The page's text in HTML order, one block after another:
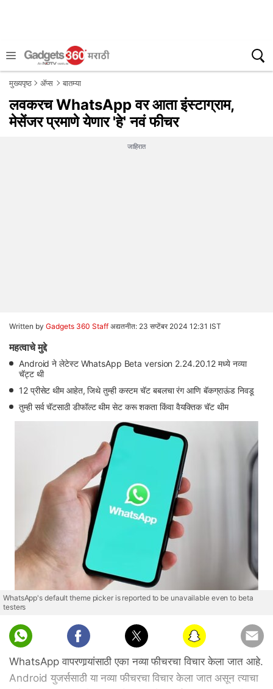
मुख्यपृष्ठ ॲप्स बातम्या
लवकरच WhatsApp वर आता इंस्टाग्राम,
मेसेंजर प्रमाणे येणार 'हे' नवं फीचर
जाहिरात
Written by Gadgets 360 Staff अद्यतनीत: 23 सप्टेंबर 2024 12:31 IST
महत्वाचे मुद्दे
Android ने लेटेस्ट WhatsApp Beta version 2.24.20.12 मध्ये नव्या
चॅट्ट थी
12 प्रीसेट थीम आहेत, जिथे तुम्ही कस्टम चॅट बबलचा रंग आणि बॅकग्राऊंड निवडू
तुम्ही सर्व चॅटसाठी डीफॉल्ट थीम सेट करू शकता किंवा वैयक्तिक चॅट थीम
WhatsApp's default theme picker is reported to be unavailable even to beta
testers
WhatsApp वापरणार्‍यांसाठी एका नव्या फीचरचा विचार केला जात आहे.
Android युजर्ससाठी या नव्या फीचरचा विचार केला जात असून त्याचा